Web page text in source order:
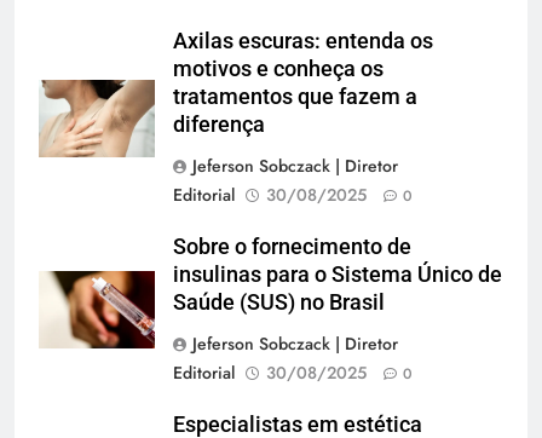
Axilas escuras: entenda os
motivos e conheça os
tratamentos que fazem a
diferença
Jeferson Sobczack | Diretor
Editorial
30/08/2025 0
Sobre o fornecimento de
insulinas para o Sistema Único de
Saúde (SUS) no Brasil
Jeferson Sobczack | Diretor
Editorial
30/08/2025 0
Especialistas em estética